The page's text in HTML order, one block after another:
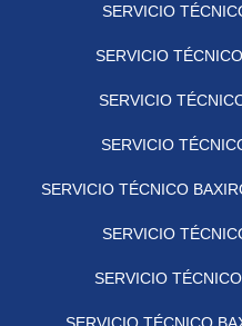
SERVICIO
SERVICIO
SERVICIO
SERVICIO
SERVICIO TÉCNICO
SERVICIO
SERVICIO
SERVICIO TÉCNICO